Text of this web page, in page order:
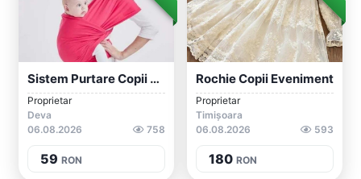
Sistem Purtare Copii Baby Wrap Marsupiu...
Proprietar
Deva
06.08.2026
758
59 RON
Rochie Copii Eveniment
Proprietar
Timișoara
06.08.2026
593
180 RON